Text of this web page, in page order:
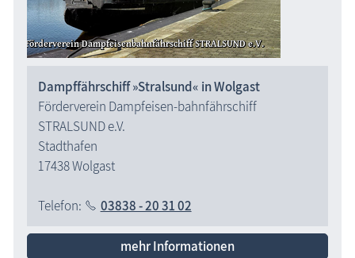
Dampffährschiff »Stralsund« in Wolgast
Förderverein Dampfeisen-bahnfährschiff
STRALSUND e.V.
Stadthafen
17438 Wolgast
Telefon: 03838 - 20 31 02
mehr Informationen